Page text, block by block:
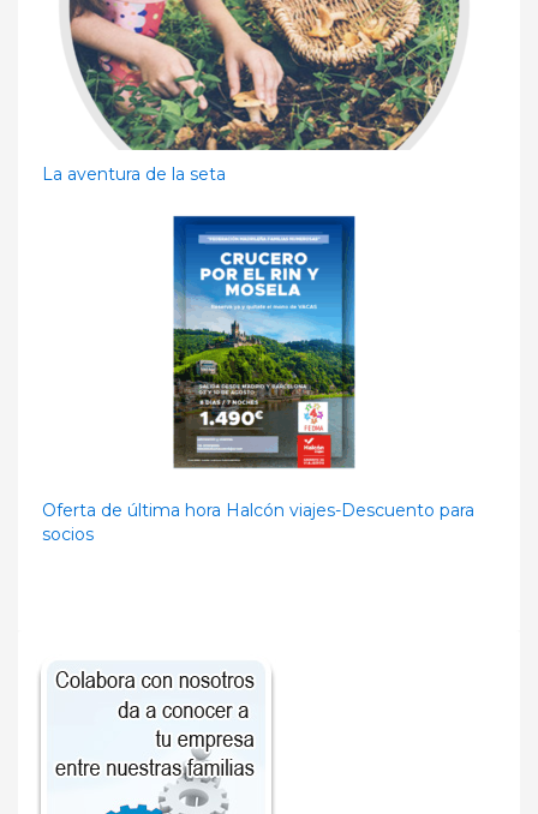
La aventura de la seta
Oferta de última hora Halcón viajes-Descuento para
socios